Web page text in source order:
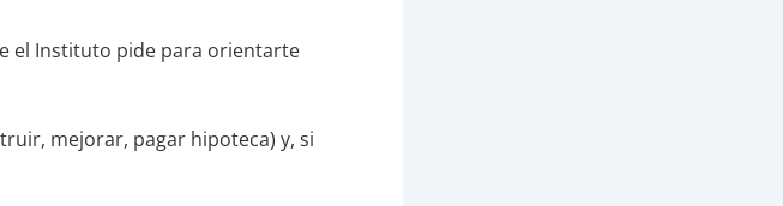
el Instituto pide para orientarte
mejorar, pagar hipoteca) y, si